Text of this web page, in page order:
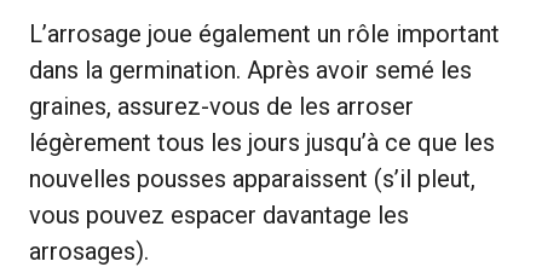
L’arrosage joue également un rôle important
dans la germination. Après avoir semé les
graines, assurez-vous de les arroser
légèrement tous les jours jusqu’à ce que les
nouvelles pousses apparaissent (s’il pleut,
vous pouvez espacer davantage les
arrosages).